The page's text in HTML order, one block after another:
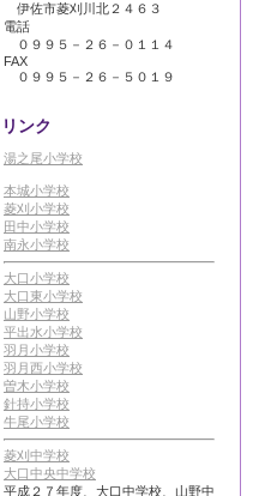
伊佐市菱刈川北２４６３
電話
０９９５－２６－０１１４
FAX
０９９５－２６－５０１９
リンク
湯之尾小学校
本城小学校
菱刈小学校
田中小学校
南永小学校
大口小学校
大口東小学校
山野小学校
平出水小学校
羽月小学校
羽月西小学校
曽木小学校
針持小学校
牛尾小学校
菱刈中学校
大口中央中学校
平成２７年度、大口中学校、山野中